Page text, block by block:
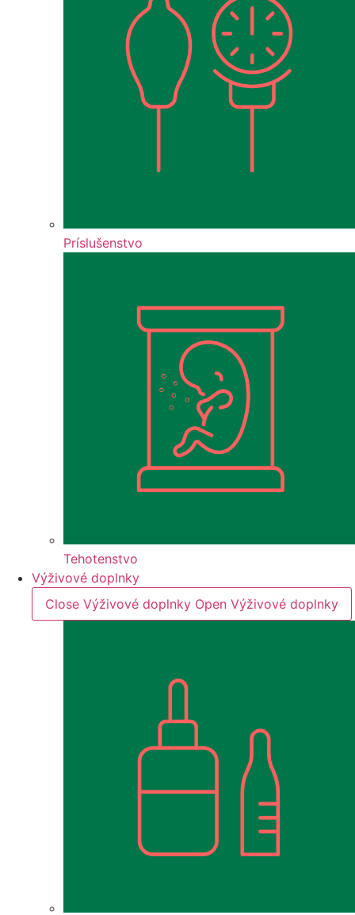
Príslušenstvo
Tehotenstvo
Výživové doplnky
Close Výživové doplnky Open Výživové doplnky